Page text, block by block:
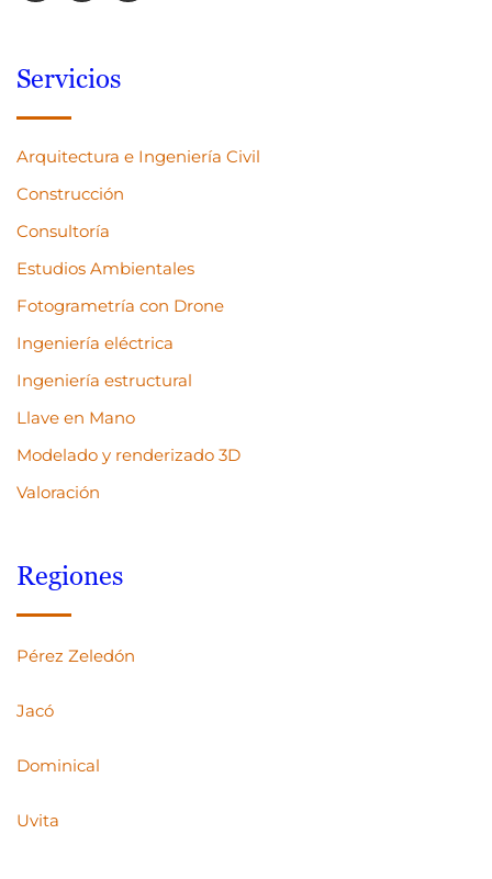
Servicios
Arquitectura e Ingeniería Civil
Construcción
Consultoría
Estudios Ambientales
Fotogrametría con Drone
Ingeniería eléctrica
Ingeniería estructural
Llave en Mano
Modelado y renderizado 3D
Valoración
Regiones
Pérez Zeledón
Jacó
Dominical
Uvita